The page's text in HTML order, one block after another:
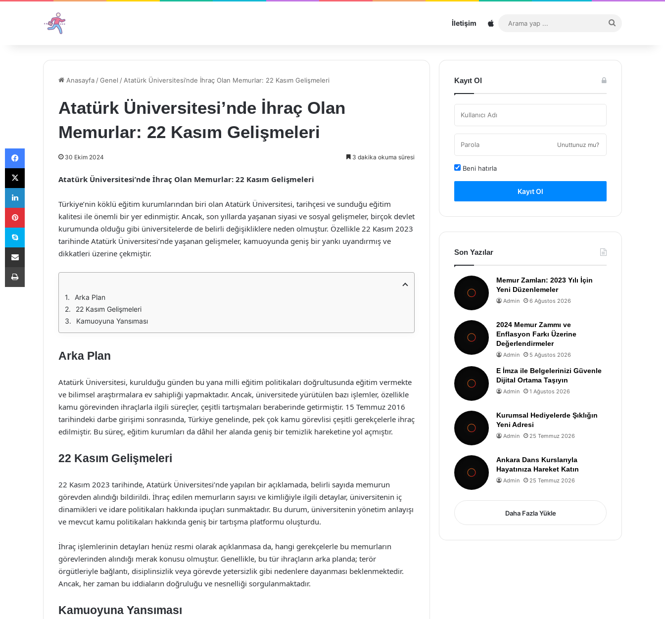
İletişim Sitemap
...
Anasayfa /Genel / Atatürk Üniversitesi’nde İhraç Olan Memurlar: 22 Kasım Gelişmeleri
Atatürk Üniversitesi’nde İhraç Olan
Memurlar: 22 Kasım Gelişmeleri
30 Ekim 2024 3 dakika okuma süresi
Atatürk Üniversitesi’nde İhraç Olan Memurlar: 22 Kasım Gelişmeleri
Türkiye’nin köklü eğitim kurumlarından biri olan Atatürk Üniversitesi, tarihçesi ve sunduğu eğitim
kalitesi ile önemli bir yer edinmiştir. Ancak, son yıllarda yaşanan siyasi ve sosyal gelişmeler, birçok devlet
kurumunda olduğu gibi üniversitelerde de belirli değişikliklere neden olmuştur. Özellikle 22 Kasım 2023
tarihinde Atatürk Üniversitesi’nde yaşanan gelişmeler, kamuoyunda geniş bir yankı uyandırmış ve
dikkatleri üzerine çekmiştir.
Arka Plan
22 Kasım Gelişmeleri
Kamuoyuna Yansıması
Arka Plan
Atatürk Üniversitesi, kurulduğu günden bu yana milli eğitim politikaları doğrultusunda eğitim vermekte
ve bilimsel araştırmalara ev sahipliği yapmaktadır. Ancak, üniversitede yürütülen bazı işlemler, özellikle
kamu görevinden ihraçlarla ilgili süreçler, çeşitli tartışmaları beraberinde getirmiştir. 15 Temmuz 2016
tarihindeki darbe girişimi sonrasında, Türkiye genelinde, pek çok kamu görevlisi çeşitli gerekçelerle ihraç
edilmiştir. Bu süreç, eğitim kurumları da dâhil her alanda geniş bir temizlik hareketine yol açmıştır.
22 Kasım Gelişmeleri
22 Kasım 2023 tarihinde, Atatürk Üniversitesi’nde yapılan bir açıklamada, belirli sayıda memurun
görevden alındığı bildirildi. İhraç edilen memurların sayısı ve kimliğiyle ilgili detaylar, üniversitenin iç
dinamikleri ve idare politikaları hakkında ipuçları sunmaktadır. Bu durum, üniversitenin yönetim anlayışı
ve mevcut kamu politikaları hakkında geniş bir tartışma platformu oluşturdu.
İhraç işlemlerinin detayları henüz resmi olarak açıklanmasa da, hangi gerekçelerle bu memurların
görevlerinden alındığı merak konusu olmuştur. Genellikle, bu tür ihraçların arka planda; terör
örgütleriyle bağlantı, disiplinsizlik veya görevde yetersizlik gibi nedenlere dayanması beklenmektedir.
Ancak, her zaman bu iddiaların doğruluğu ve nesnelliği sorgulanmaktadır.
Kamuoyuna Yansıması
Kayıt Ol
Unuttunuz mu?
Beni hatırla
Kayıt Ol
Son Yazılar
Memur Zamları: 2023 Yılı İçin
Yeni Düzenlemeler
Admin 6 Ağustos 2026
2024 Memur Zammı ve
Enflasyon Farkı Üzerine
Değerlendirmeler
Admin 5 Ağustos 2026
E İmza ile Belgelerinizi Güvenle
Dijital Ortama Taşıyın
Admin 1 Ağustos 2026
Kurumsal Hediyelerde Şıklığın
Yeni Adresi
Admin 25 Temmuz 2026
Ankara Dans Kurslarıyla
Hayatınıza Hareket Katın
Admin 25 Temmuz 2026
Daha Fazla Yükle
Facebook
X
LinkedIn
Pinterest
Skype
E-Posta ile paylaş